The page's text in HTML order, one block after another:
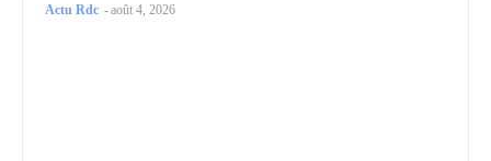
Actu Rdc -août 4, 2026